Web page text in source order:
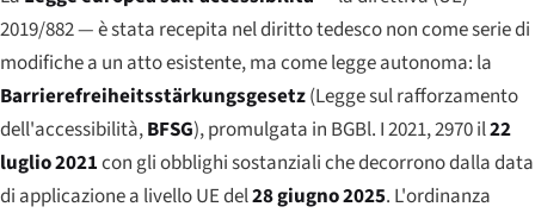
2019/882 — è stata recepita nel diritto tedesco non come serie di
modifiche a un atto esistente, ma come legge autonoma: la
Barrierefreiheitsstärkungsgesetz(Legge sul rafforzamento
dell'accessibilità,BFSG), promulgata in BGBl. I 2021, 2970 il22
luglio 2021con gli obblighi sostanziali che decorrono dalla data
di applicazione a livello UE del28 giugno 2025. L'ordinanza